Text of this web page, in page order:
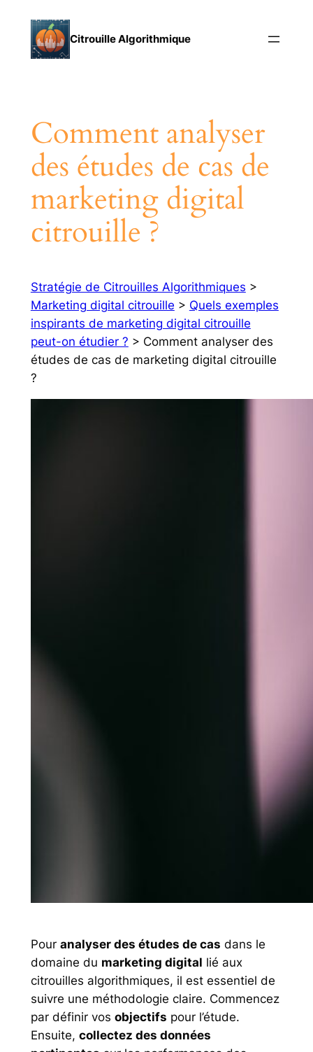
contenu
Citrouille Algorithmique
Comment analyser
des études de cas de
marketing digital
citrouille ?
Stratégie de Citrouilles Algorithmiques >
Marketing digital citrouille > Quels exemples
inspirants de marketing digital citrouille
peut-on étudier ? > Comment analyser des
études de cas de marketing digital citrouille
?
Pour analyser des études de cas dans le
domaine du marketing digital lié aux
citrouilles algorithmiques, il est essentiel de
suivre une méthodologie claire. Commencez
par définir vos objectifs pour l’étude.
Ensuite, collectez des données